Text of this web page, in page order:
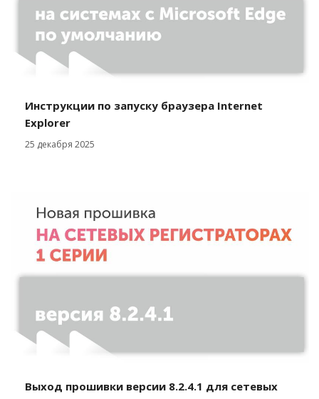
Инструкции по запуску браузера Internet
Explorer
25 декабря 2025
Выход прошивки версии 8.2.4.1 для сетевых